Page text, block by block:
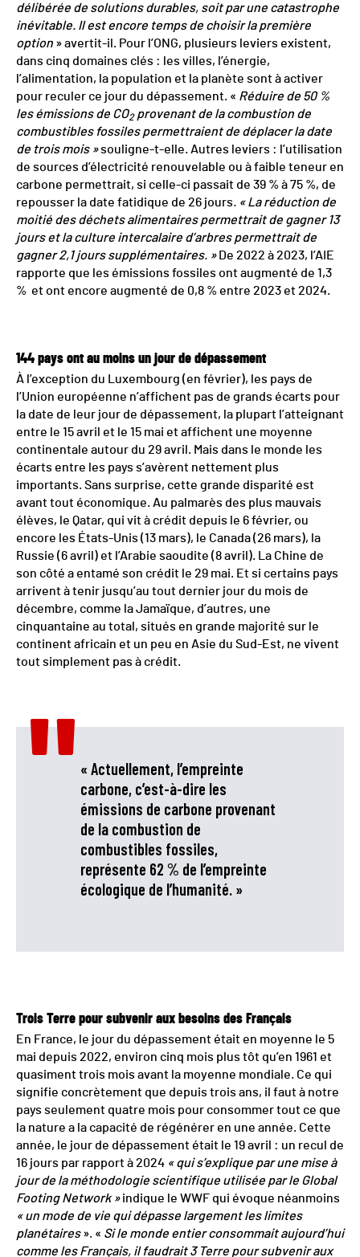
délibérée de solutions durables, soit par une catastrophe
inévitable. Il est encore temps de choisir la première
option » avertit-il. Pour l’ONG, plusieurs leviers existent,
dans cinq domaines clés : les villes, l’énergie,
l’alimentation, la population et la planète sont à activer
pour reculer ce jour du dépassement. « Réduire de 50 %
les émissions de CO2provenant de la combustion de
combustibles fossiles permettraient de déplacer la date
de trois mois »souligne-t-elle. Autres leviers : l’utilisation
de sources d’électricité renouvelable ou à faible teneur en
carbone permettrait, si celle-ci passait de 39 % à 75 %, de
repousser la date fatidique de 26 jours. « La réduction de
moitié des déchets alimentaires permettrait de gagner 13
jours et la culture intercalaire d’arbres permettrait de
gagner 2,1 jours supplémentaires. » De 2022 à 2023, l’AIE
rapporte que les émissions fossiles ont augmenté de 1,3
% et ont encore augmenté de 0,8 % entre 2023 et 2024.
144 pays ont au moins un jour de dépassement
À l’exception du Luxembourg (en février), les pays de
l’Union européenne n’affichent pas de grands écarts pour
la date de leur jour de dépassement, la plupart l’atteignant
entre le 15 avril et le 15 mai et affichent une moyenne
continentale autour du 29 avril. Mais dans le monde les
écarts entre les pays s’avèrent nettement plus
importants. Sans surprise, cette grande disparité est
avant tout économique. Au palmarès des plus mauvais
élèves, le Qatar, qui vit à crédit depuis le 6 février, ou
encore les États-Unis (13 mars), le Canada (26 mars), la
Russie (6 avril) et l’Arabie saoudite (8 avril). La Chine de
son côté a entamé son crédit le 29 mai. Et si certains pays
arrivent à tenir jusqu’au tout dernier jour du mois de
décembre, comme la Jamaïque, d’autres, une
cinquantaine au total, situés en grande majorité sur le
continent africain et un peu en Asie du Sud-Est, ne vivent
tout simplement pas à crédit.
« Actuellement, l’empreinte
carbone, c’est-à-dire les
émissions de carbone provenant
de la combustion de
combustibles fossiles,
représente 62 % de l’empreinte
écologique de l’humanité. »
Trois Terre pour subvenir aux besoins des Français
En France, le jour du dépassement était en moyenne le 5
mai depuis 2022, environ cinq mois plus tôt qu’en 1961 et
quasiment trois mois avant la moyenne mondiale. Ce qui
signifie concrètement que depuis trois ans, il faut à notre
pays seulement quatre mois pour consommer tout ce que
la nature a la capacité de régénérer en une année. Cette
année, le jour de dépassement était le 19 avril : un recul de
16 jours par rapport à 2024 « qui s’explique par une mise à
jour de la méthodologie scientifique utilisée par le Global
Footing Network »indique le WWF qui évoque néanmoins
« un mode de vie qui dépasse largement les limites
planétaires». « Si le monde entier consommait aujourd’hui
comme les Français, il faudrait 3 Terre pour subvenir aux